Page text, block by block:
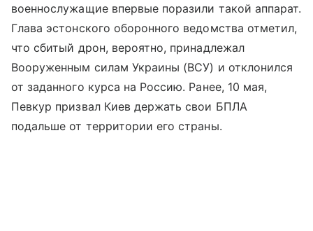
военнослужащие впервые поразили такой аппарат.
Глава эстонского оборонного ведомства отметил,
что сбитый дрон, вероятно, принадлежал
Вооруженным силам Украины (ВСУ) и отклонился
от заданного курса на Россию. Ранее, 10 мая,
Певкур призвал Киев держать свои БПЛА
подальше от территории его страны.